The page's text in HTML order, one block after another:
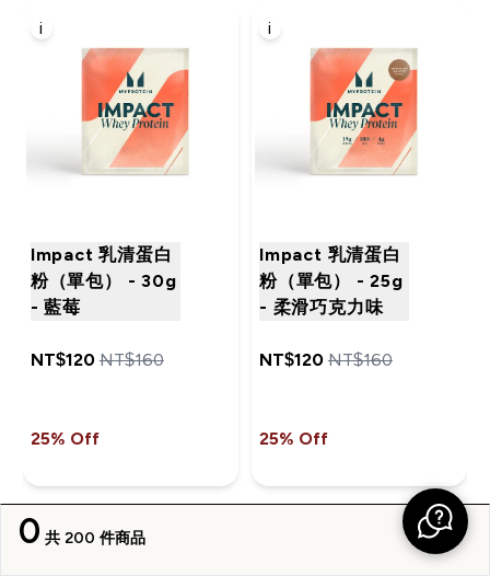
i
Impact 乳清蛋白
粉（單包） - 30g
- 藍莓
NT$120‎NT$160‎
25% Off
i
Impact 乳清蛋白
粉（單包） - 25g
- 柔滑巧克力味
NT$120‎ NT$160‎
25% Off
0 共 200 件商品